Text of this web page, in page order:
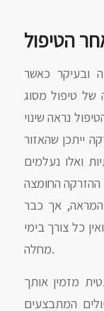
הטיפול
ובעיקר כאשר
של טיפול מסוג
נראה שינוי
ייתכן שהאזור
ואלו נעלמים
ההזרקה החומצה
המראה, אך כבר
כל צורך בימי
מחלה.
מזמין אותך
המתבצעים